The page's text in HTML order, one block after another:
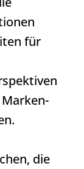
für
die